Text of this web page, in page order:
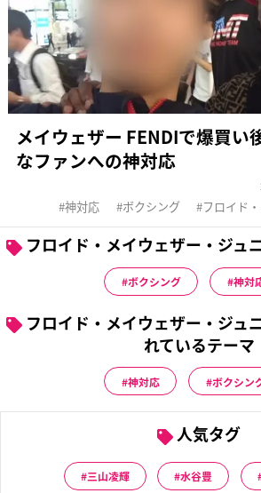
メイウェザー FENDIで爆買い
なファンへの神対応
神対応 ボクシング フロイド
フロイド・メイウェザー・ジュ
ボクシング 神対
フロイド・メイウェザー・ジュ
れているテーマ
神対応 ボクシン
人気タグ
三山凌輝 水谷豊